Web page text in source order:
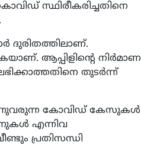
സ്ഥിരീകരിച്ചതിനെ
ദുരിതത്തിലാണ്.
ആപ്പിളിന്റെ നിര്‍മാണ
തുടര്‍ന്ന്
കോവിഡ് കേസുകള്‍
എന്നിവ
പ്രതിസന്ധി